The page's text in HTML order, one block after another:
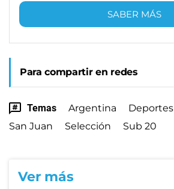
SABER MÁS
Para compartir en redes
Temas Argentina Deportes
San Juan
Selección Sub 20
Ver más